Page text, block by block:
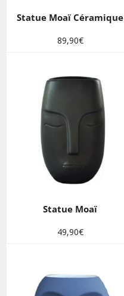
Statue Moaï Céramique
Prix
89,90€
Statue Moaï
Prix
49,90€